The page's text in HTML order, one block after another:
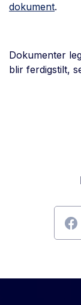
dokument.
Dokumenter
blir ferdigstilt,